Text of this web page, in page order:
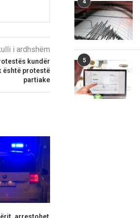
i ardhshëm
kundër
është protestë
partiake
4
5